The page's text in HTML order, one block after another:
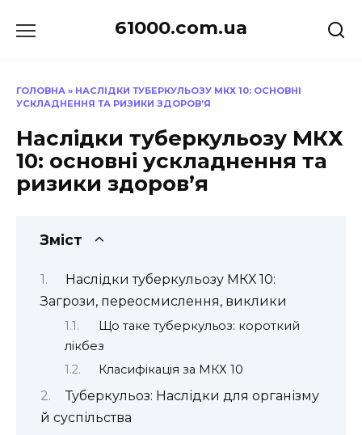
до
61000.com.ua
ГОЛОВНА » НАСЛІДКИ ТУБЕРКУЛЬОЗУ МКХ 10: ОСНОВНІ
УСКЛАДНЕННЯ ТА РИЗИКИ ЗДОРОВ’Я
Наслідки туберкульозу МКХ
10: основні ускладнення та
ризики здоров’я
Зміст
Наслідки туберкульозу МКХ 10:
Загрози, переосмислення, виклики
Що таке туберкульоз: короткий
лікбез
Класифікація за МКХ 10
Туберкульоз: Наслідки для організму
й суспільства